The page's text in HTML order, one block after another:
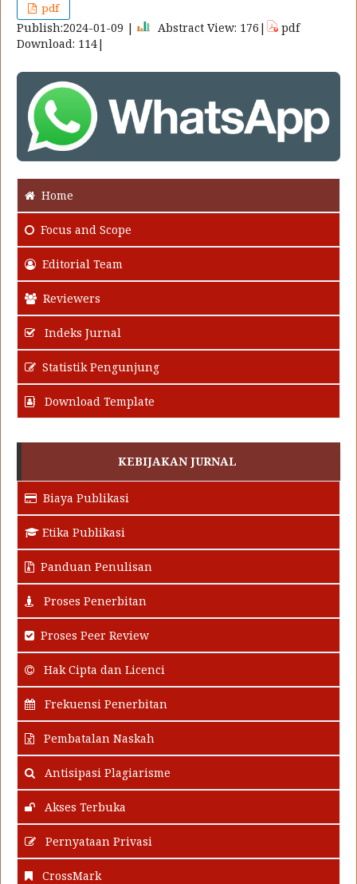
pdf
Publish:2024-01-09 | Abstract View: 176|
pdf
Download: 114|
Home
Focus and Scope
Editorial Team
Reviewers
Indeks Jurnal
Statistik Pengunjung
Download Template
KEBIJAKAN JURNAL
Biaya Publikasi
Etika Publikasi
Panduan Penulisan
Proses Penerbitan
Proses Peer Review
Hak Cipta dan Licenci
Frekuensi Penerbitan
Pembatalan Naskah
Antisipasi Plagiarisme
Akses Terbuka
Pernyataan Privasi
CrossMark